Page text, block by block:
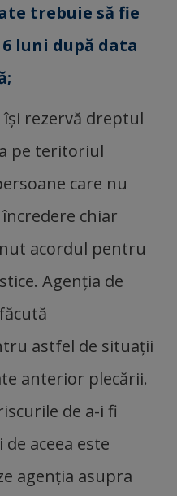
trebuie să fie
luni după data
rezervă dreptul
pe teritoriul
care nu
chiar
acordul pentru
Agenţia de
astfel de situaţii
anterior plecării.
de a-i fi
aceea este
agenţia asupra